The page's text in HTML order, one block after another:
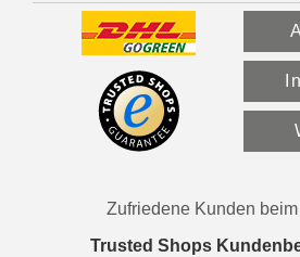
Zufriedene Kunden
Trusted Shops